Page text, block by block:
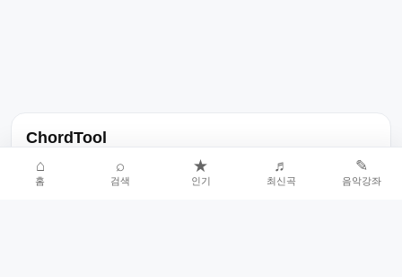
ChordTool
노래 가사, 곡 정보, 코드, 악보를 한곳에서 찾을 수 있는 음악 정보
서비스입니다.
⌂
홈
⌕
검색
★
인기
♬
최신곡
✎
음악강좌